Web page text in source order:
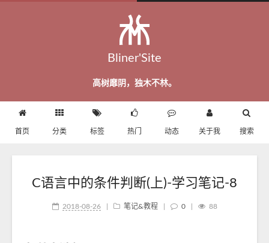
Bliner'Site
高树靡阴，独木不林。
首页 分类 标签 热门 动态 关于我 搜索
C语言中的条件判断(上)-学习笔记-8
2018-08-26 笔记&教程 0 88